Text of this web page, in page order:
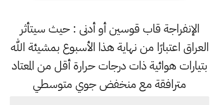
الإنفراجة قاب قوسين أو أدنى : حيث سيتأثر
العراق اعتبارًا من نهاية هذا الأسبوع بمشيئة الله
بتيارات هوائية ذات درجات حرارة أقل من المعتاد
مترافقة مع منخفض جوي متوسطي